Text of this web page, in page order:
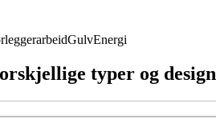
GulvEnergi
typer og design